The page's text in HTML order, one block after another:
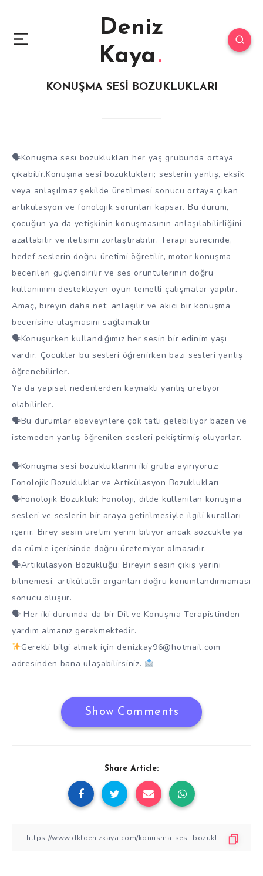
Deniz
Kaya
KONUŞMA SESİ BOZUKLUKLARI
🗣Konuşma sesi bozuklukları her yaş grubunda ortaya
çıkabilir.Konuşma sesi bozuklukları; seslerin yanlış, eksik
veya anlaşılmaz şekilde üretilmesi sonucu ortaya çıkan
artikülasyon ve fonolojik sorunları kapsar. Bu durum,
çocuğun ya da yetişkinin konuşmasının anlaşılabilirliğini
azaltabilir ve iletişimi zorlaştırabilir. Terapi sürecinde,
hedef seslerin doğru üretimi öğretilir, motor konuşma
becerileri güçlendirilir ve ses örüntülerinin doğru
kullanımını destekleyen oyun temelli çalışmalar yapılır.
Amaç, bireyin daha net, anlaşılır ve akıcı bir konuşma
becerisine ulaşmasını sağlamaktır
🗣Konuşurken kullandığımız her sesin bir edinim yaşı
vardır. Çocuklar bu sesleri öğrenirken bazı sesleri yanlış
öğrenebilirler.
Ya da yapısal nedenlerden kaynaklı yanlış üretiyor
olabilirler.
🗣Bu durumlar ebeveynlere çok tatlı gelebiliyor bazen ve
istemeden yanlış öğrenilen sesleri pekiştirmiş oluyorlar.
🗣Konuşma sesi bozukluklarını iki gruba ayırıyoruz:
Fonolojik Bozukluklar ve Artikülasyon Bozuklukları
🗣Fonolojik Bozukluk: Fonoloji, dilde kullanılan konuşma
sesleri ve seslerin bir araya getirilmesiyle ilgili kuralları
içerir. Birey sesin üretim yerini biliyor ancak sözcükte ya
da cümle içerisinde doğru üretemiyor olmasıdır.
🗣Artikülasyon Bozukluğu: Bireyin sesin çıkış yerini
bilmemesi, artikülatör organları doğru konumlandırmaması
sonucu oluşur.
🗣 Her iki durumda da bir Dil ve Konuşma Terapistinden
yardım almanız gerekmektedir.
Gerekli bilgi almak için denizkay96@hotmail.com
adresinden bana ulaşabilirsiniz.
Show Comments
Share Article: